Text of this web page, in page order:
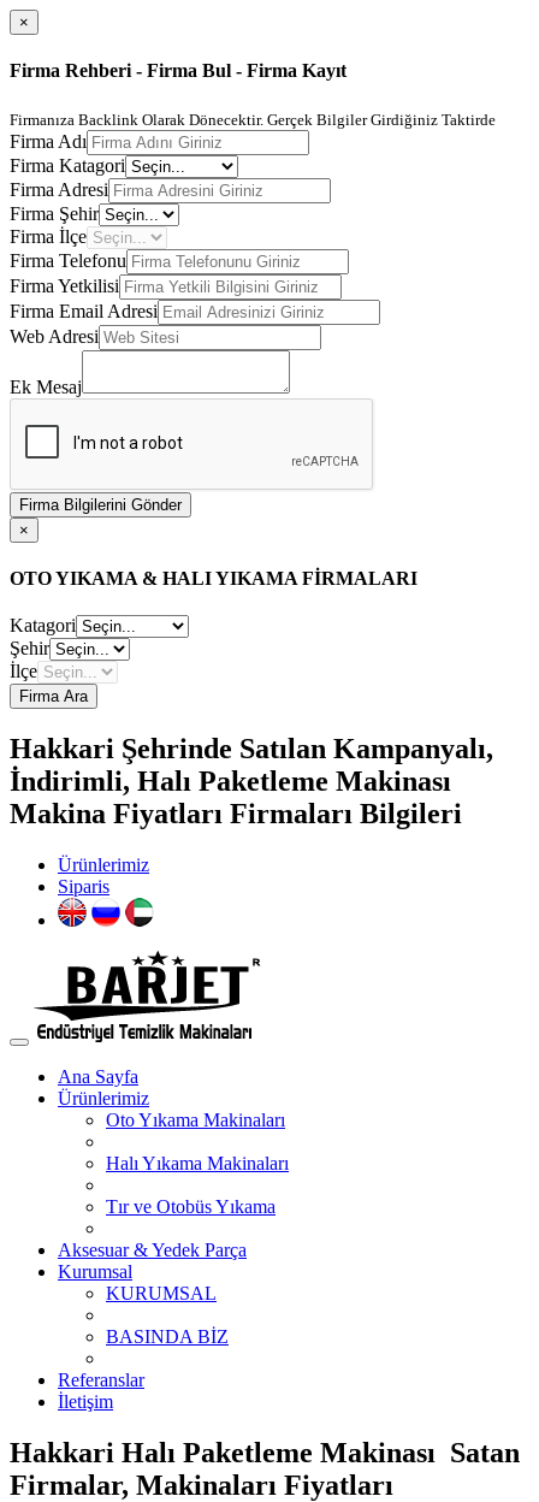
×
Firma Rehberi - Firma Bul - Firma Kayıt
Firmanıza Backlink Olarak Dönecektir. Gerçek Bilgiler Girdiğiniz Taktirde
Firma Adı
Firma Katagori
Firma Adresi
Firma Şehir
Firma İlçe
Firma Telefonu
Firma Yetkilisi
Firma Email Adresi
Web Adresi
Ek Mesaj
Firma Bilgilerini Gönder
×
OTO YIKAMA & HALI YIKAMA FİRMALARI
Katagori
Şehir
İlçe
Firma Ara
Hakkari Şehrinde Satılan Kampanyalı,
İndirimli, Halı Paketleme Makinası
Makina Fiyatları Firmaları Bilgileri
Ürünlerimiz
Siparis
Ana Sayfa
Ürünlerimiz
Oto Yıkama Makinaları
Halı Yıkama Makinaları
Tır ve Otobüs Yıkama
Aksesuar & Yedek Parça
Kurumsal
KURUMSAL
BASINDA BİZ
Referanslar
İletişim
Hakkari Halı Paketleme Makinası Satan
Firmalar, Makinaları Fiyatları